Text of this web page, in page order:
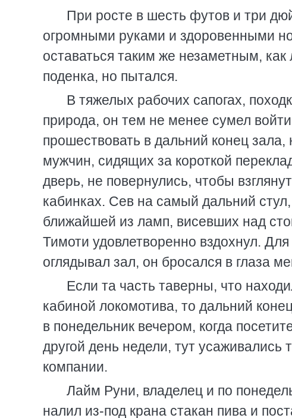
При росте в шесть футов и три
огромными руками и здоровенными
оставаться таким же незаметным,
поденка, но пытался.
В тяжелых рабочих сапогах,
природа, он тем не менее сумел
прошествовать в дальний конец
мужчин, сидящих за короткой
дверь, не повернулись, чтобы
кабинках. Сев на самый дальний
ближайшей из ламп, висевших над
Тимоти удовлетворенно вздохнул.
оглядывал зал, он бросался в глаза
Если та часть таверны, что
кабиной локомотива, то дальний
в понедельник вечером, когда
другой день недели, тут усаживались
компании.
Лайм Руни, владелец и по
налил из-под крана стакан пива и